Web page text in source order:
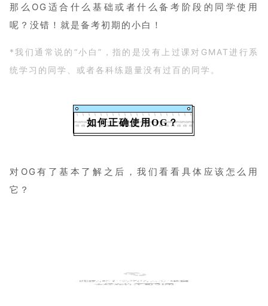
那么OG适合什么基础或者什么备考阶段的同学使用
呢？没错！就是备考初期的小白！
*我们通常说的“小白”，指的是没有上过课对GMAT进行系
统学习的同学、或者各科练题量没有过百的同学。
如何正确使用OG？
对OG有了基本了解之后，我们看看具体应该怎么用
它？
如何避免无效练题